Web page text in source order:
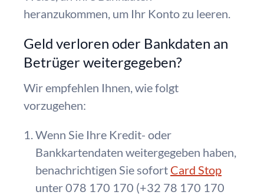
heranzukommen, um Ihr Konto zu leeren.
Geld verloren oder Bankdaten an
Betrüger weitergegeben?
Wir empfehlen Ihnen, wie folgt
vorzugehen:
Wenn Sie Ihre Kredit- oder
Bankkartendaten weitergegeben haben,
benachrichtigen Siesofort Card Stop
unter 078 170 170 (+32 78 170 170